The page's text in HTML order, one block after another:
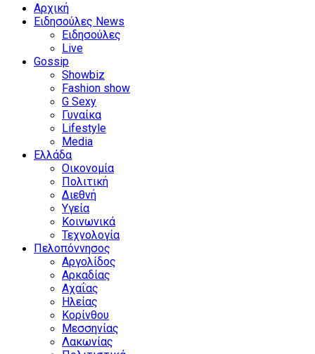
Αρχική
Ειδησούλες News
Ειδησούλες
Live
Gossip
Showbiz
Fashion show
G Sexy
Γυναίκα
Lifestyle
Media
Ελλάδα
Οικονομία
Πολιτική
Διεθνή
Υγεία
Κοινωνικά
Τεχνολογία
Πελοπόννησος
Αργολίδος
Αρκαδίας
Αχαΐας
Ηλείας
Κορίνθου
Μεσσηνίας
Λακωνίας